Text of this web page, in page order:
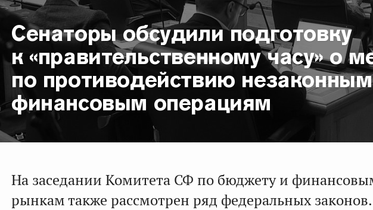
Сенаторы обсудили подготовку
к «правительственному часу» о
по противодействию незаконным
финансовым операциям
На заседании Комитета СФ по бюджету и
рынкам также рассмотрен ряд федеральных законов.